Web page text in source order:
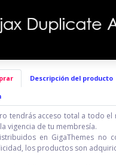
Descripción del producto
tendrás acceso total a todo
vigencia de tu membresía.
en GigaThemes no
los productos son